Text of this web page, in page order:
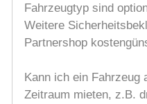
Fahrzeugtyp sind
Weitere
Partnershop
Kann ich ein Fahrzeug
Zeitraum mieten, z.B.